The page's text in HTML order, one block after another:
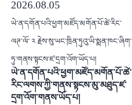
2026.08.05
ཡེ་ན་དགོན་པའི་ཕྱག་མཛོད་མགོན་པོ་ཚེ་རིང་
ལཊ་ལོ་ ༢ རྗེས་སུ་ཡང་ཁྲིན་ཏུའུ་ཡི་སྨན་ཁང་ཞིག་
ཏུ་གནས་སྟངས་ཛ་དྲག་འོག་ཡོད་པ།
ཡེ་ན་དགོན་པའི་ཕྱག་མཛོད་མགོན་པོ་ཚེ་
རིང་ལགས་ཀྱི་གནས་སྟངས་མུ་མཐུད་ཛ་
དྲག་འོག་གནས་ཡོད་པ།